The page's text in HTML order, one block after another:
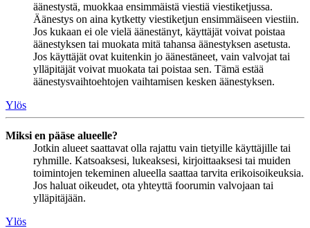
äänestystä, muokkaa ensimmäistä viestiä viestiketjussa.
Äänestys on aina kytketty viestiketjun ensimmäiseen viestiin.
Jos kukaan ei ole vielä äänestänyt, käyttäjät voivat poistaa
äänestyksen tai muokata mitä tahansa äänestyksen asetusta.
Jos käyttäjät ovat kuitenkin jo äänestäneet, vain valvojat tai
ylläpitäjät voivat muokata tai poistaa sen. Tämä estää
äänestysvaihtoehtojen vaihtamisen kesken äänestyksen.
Ylös
Miksi en pääse alueelle?
Jotkin alueet saattavat olla rajattu vain tietyille käyttäjille tai
ryhmille. Katsoaksesi, lukeaksesi, kirjoittaaksesi tai muiden
toimintojen tekeminen alueella saattaa tarvita erikoisoikeuksia.
Jos haluat oikeudet, ota yhteyttä foorumin valvojaan tai
ylläpitäjään.
Ylös